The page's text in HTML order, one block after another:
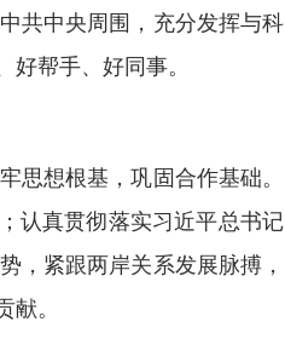
共中央周围，充分发挥与科
帮手、好同事。
想根基，巩固合作基础。
认真贯彻落实习近平总书记
，紧跟两岸关系发展脉搏，
。